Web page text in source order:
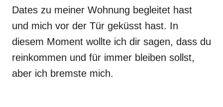
Dates zu meiner Wohnung begleitet hast
und mich vor der Tür geküsst hast. In
diesem Moment wollte ich dir sagen, dass du
reinkommen und für immer bleiben sollst,
aber ich bremste mich.